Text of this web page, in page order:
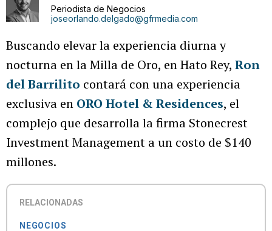
Periodista de Negocios
joseorlando.delgado@gfrmedia.com
Buscando elevar la experiencia diurna y
nocturna en la Milla de Oro, en Hato Rey, Ron
del Barrilito contará con una experiencia
exclusiva en ORO Hotel & Residences, el
complejo que desarrolla la firma Stonecrest
Investment Management a un costo de $140
millones.
RELACIONADAS
NEGOCIOS